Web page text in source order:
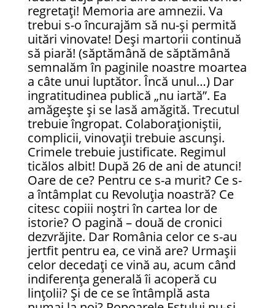
regretaţi! Memoria are amnezii. Va
trebui s-o încurajăm să nu-și permită
uitări vinovate! Deși martorii continuă
să piară! (săptămână de săptămână
semnalăm în paginile noastre moartea
a câte unui luptător. Încă unul…) Dar
ingratitudinea publică „nu iartă”. Ea
amăgește și se lasă amăgită. Trecutul
trebuie îngropat. Colaboraționiștii,
complicii, vinovații trebuie ascunși.
Crimele trebuie justificate. Regimul
ticălos albit! După 26 de ani de atunci!
Oare de ce? Pentru ce s-a murit? Ce s-
a întâmplat cu Revoluția noastră? Ce
citesc copiii noștri în cartea lor de
istorie? O pagină – două de cronici
dezvrăjite. Dar România celor ce s-au
jertfit pentru ea, ce vină are? Urmașii
celor decedați ce vină au, acum când
indiferența generală îi acoperă cu
lințolii? Și de ce se întâmplă asta